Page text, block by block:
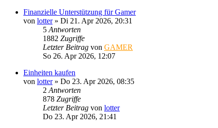
Finanzielle Unterstützung für Gamer
von lotter» Di 21. Apr 2026, 20:31
5 Antworten
1882 Zugriffe
Letzter Beitrag von GAMER
So 26. Apr 2026, 12:07
Einheiten kaufen
von lotter» Do 23. Apr 2026, 08:35
2 Antworten
878 Zugriffe
Letzter Beitrag von lotter
Do 23. Apr 2026, 21:41